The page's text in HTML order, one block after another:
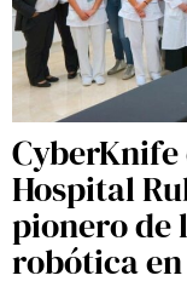
CyberKnife
Hospital
pionero de
robótica